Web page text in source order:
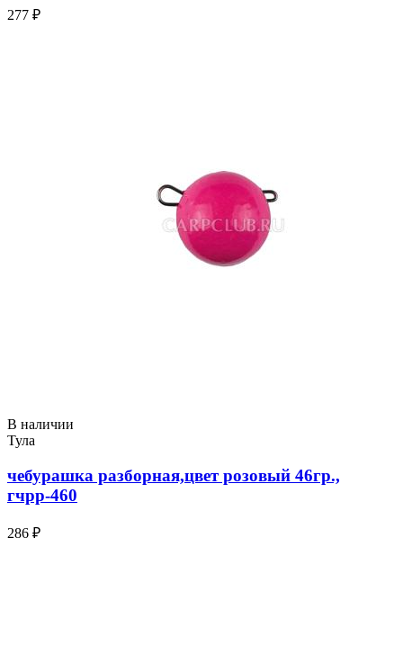
277 ₽
В наличии
Тула
чебурашка разборная,цвет розовый 46гр.,
гчрр-460
286 ₽